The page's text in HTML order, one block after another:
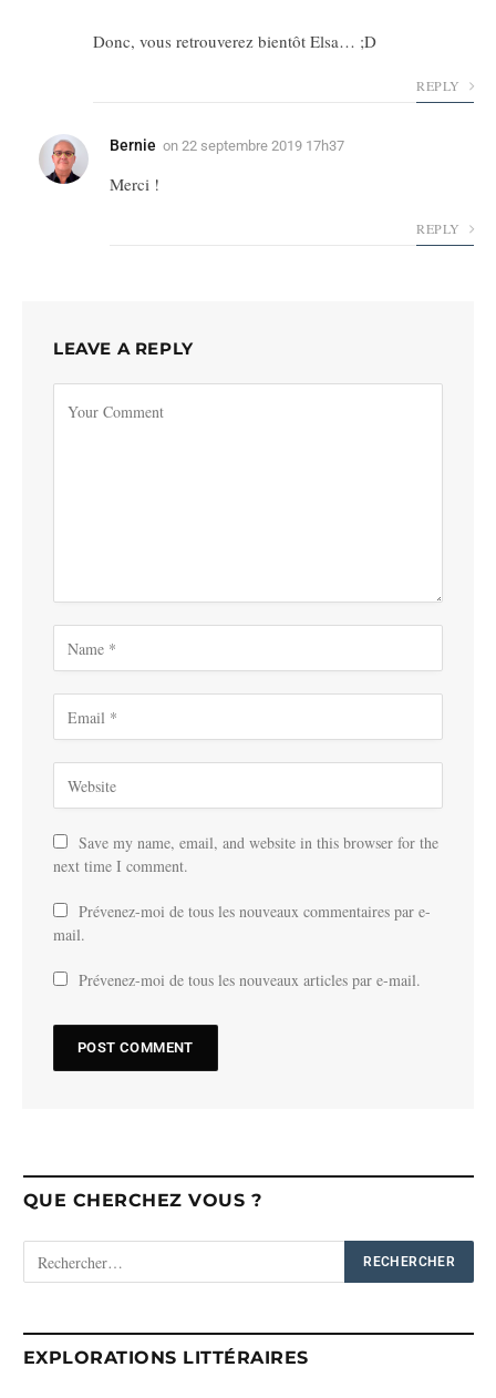
Donc, vous retrouverez bientôt Elsa… ;D
REPLY
Bernie on 22 septembre 2019 17h37
Merci !
REPLY
LEAVE A REPLY
Save my name, email, and website in this browser for the
next time I comment.
Prévenez-moi de tous les nouveaux commentaires par e-
mail.
Prévenez-moi de tous les nouveaux articles par e-mail.
QUE CHERCHEZ VOUS ?
EXPLORATIONS LITTÉRAIRES